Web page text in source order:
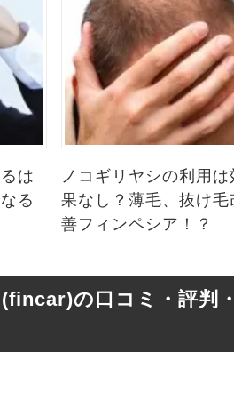
は
る
ノコギリヤシの利用は
果なし？薄毛、抜け毛
善フィンペシア！？
の口コミ・評判